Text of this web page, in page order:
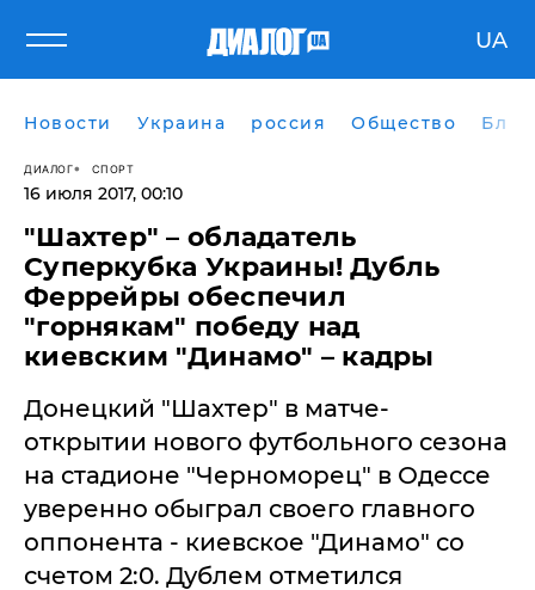
UA
Новости Украина россия Общество
ДИАЛОГ СПОРТ
16 июля 2017, 00:10
"Шахтер" – обладатель
Суперкубка Украины! Дубль
Феррейры обеспечил
"горнякам" победу над
киевским "Динамо" – кадры
Донецкий "Шахтер" в матче-
открытии нового футбольного сезона
на стадионе "Черноморец" в Одессе
уверенно обыграл своего главного
оппонента - киевское "Динамо" со
счетом 2:0. Дублем отметился